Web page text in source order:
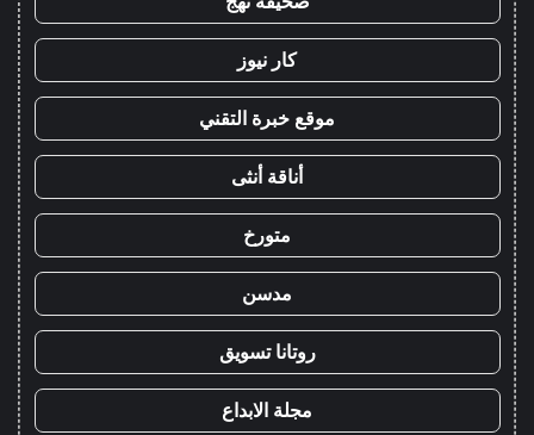
كار نيوز
موقع خبرة التقني
أناقة أنثى
متورخ
مدسن
روتانا تسويق
مجلة الابداع